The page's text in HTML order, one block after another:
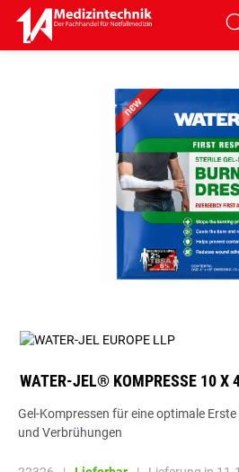
WATER-JEL® KOMPRESSE 10 X
Gel-Kompressen für eine optimale
und Verbrühungen